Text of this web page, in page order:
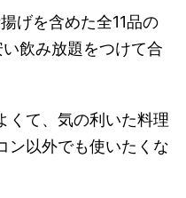
げを含めた全11品の
飲み放題をつけて合
くて、気の利いた料理
ン以外でも使いたくな